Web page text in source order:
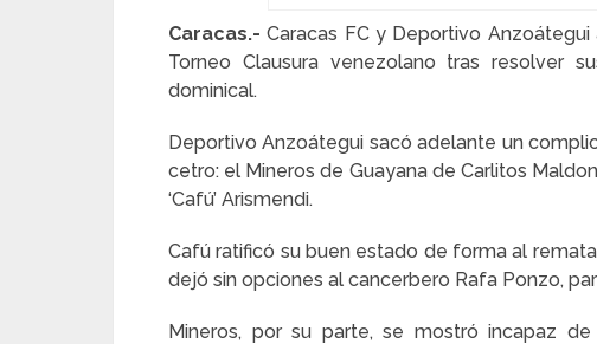
Caracas.- Caracas FC y Deportivo
Torneo Clausura venezolano tras resolver
dominical.
Deportivo Anzoátegui sacó adelante un
cetro: el Mineros de Guayana de Carlitos
‘Cafú’ Arismendi.
Cafú ratificó su buen estado de forma al
dejó sin opciones al cancerbero Rafa Ponzo,
Mineros, por su parte, se mostró incapaz